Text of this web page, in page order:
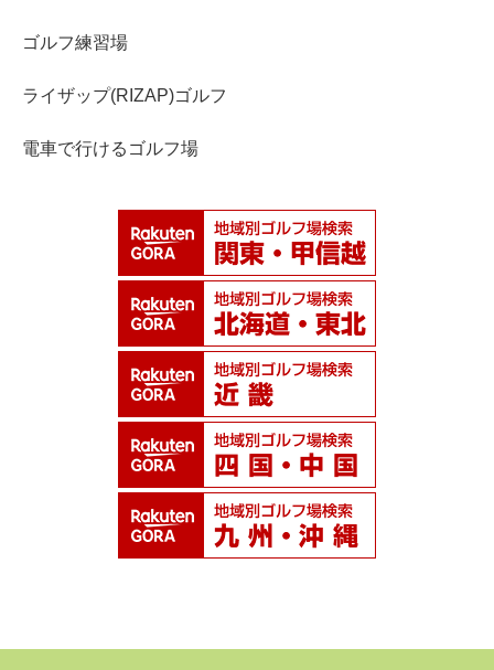
ゴルフ練習場
ライザップ(RIZAP)ゴルフ
電車で行けるゴルフ場